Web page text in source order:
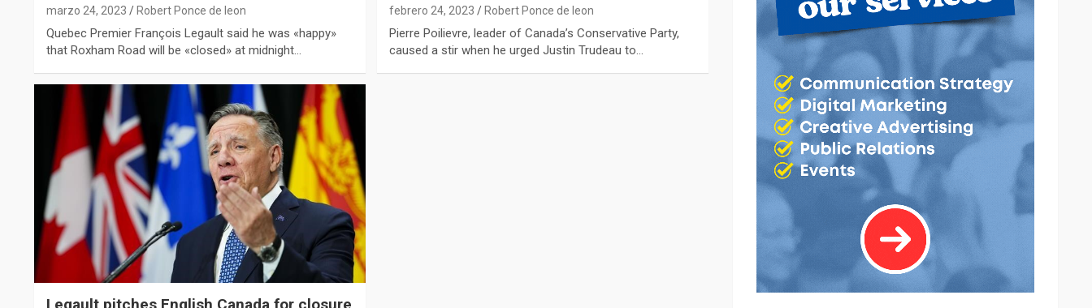
marzo 24, 2023 Robert Ponce de leon
Quebec Premier François Legault said he was «happy»
that Roxham Road will be «closed» at midnight…
febrero 24, 2023 Robert Ponce de leon
Pierre Poilievre, leader of Canada’s Conservative Party,
caused a stir when he urged Justin Trudeau to…